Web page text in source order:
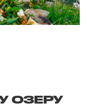
ОЗЕРУ